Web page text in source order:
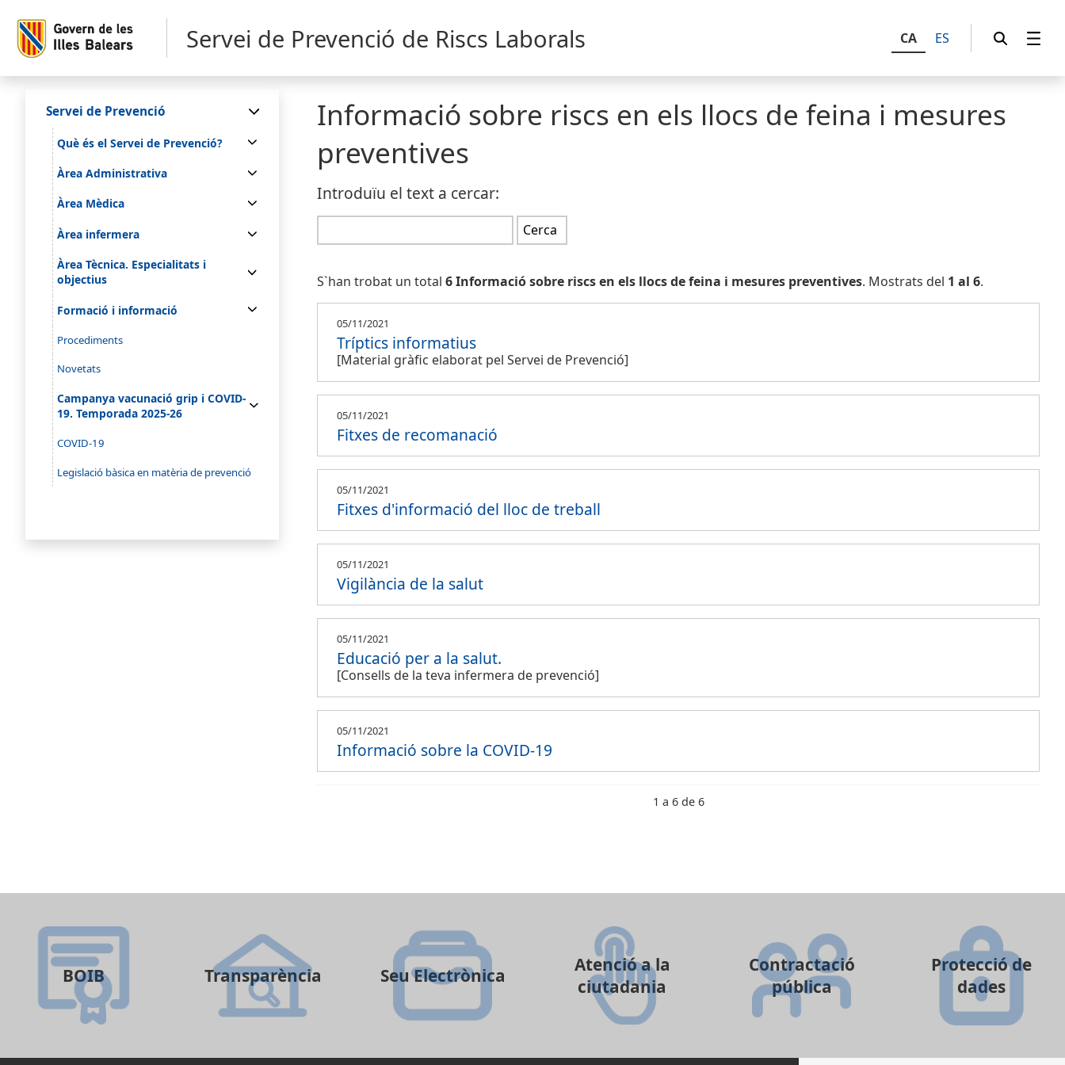
Servei de Prevenció de Riscs Laborals CA ES
Servei de Prevenció
Què és el Servei de Prevenció?
Àrea Administrativa
Àrea Mèdica
Àrea infermera
Àrea Tècnica. Especialitats i
objectius
Formació i informació
Procediments
Novetats
Campanya vacunació grip i COVID-
19. Temporada 2025-26
COVID-19
Legislació bàsica en matèria de prevenció
Informació sobre riscs en els llocs de feina i mesures
preventives
Introduïu el text a cercar:
S`han trobat un total 6 Informació sobre riscs en els llocs de feina i mesures preventives. Mostrats del 1 al 6.
05/11/2021
Tríptics informatius
[Material gràfic elaborat pel Servei de Prevenció]
05/11/2021
Fitxes de recomanació
05/11/2021
Fitxes d'informació del lloc de treball
05/11/2021
Vigilància de la salut
05/11/2021
Educació per a la salut.
[Consells de la teva infermera de prevenció]
05/11/2021
Informació sobre la COVID-19
1 a 6 de 6
BOIB Transparència Seu Electrònica
Atenció a la
ciutadania
Contractació
pública
Protecció de
dades